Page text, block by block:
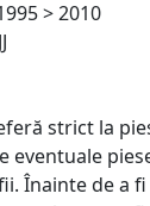
> 2010
strict la
eventuale
Înainte de a